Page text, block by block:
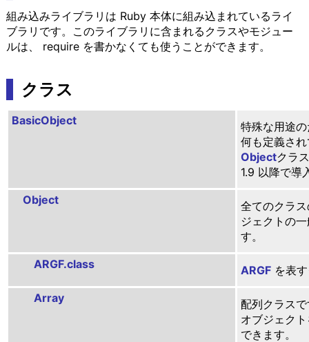
組み込みライブラリは Ruby 本体に組み込まれているライ
ブラリです。このライブラリに含まれるクラスやモジュー
ルは、 require を書かなくても使うことができます。
クラス
BasicObject
特殊な用途
何も定義さ
Objectクラ
1.9 以降で導
Object
全てのクラ
ジェクトの
す。
ARGF.class ARGFを表す
Array
配列クラス
オブジェク
できます。